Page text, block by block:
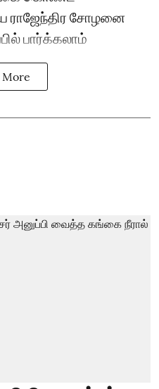
ராஜேந்திர சோழனை
பார்க்கலாம்
More